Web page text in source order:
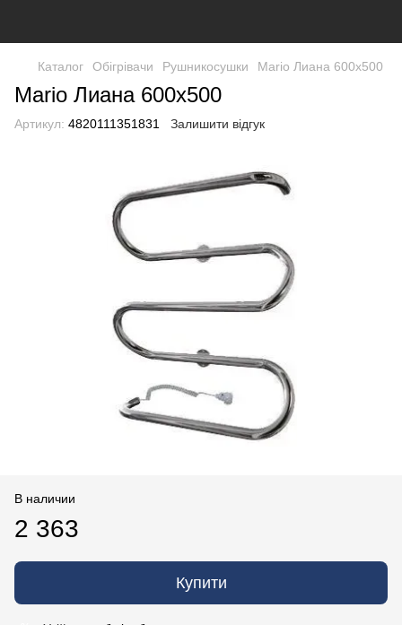
Каталог Обігрівачи Рушникосушки Mario Лиана 600x500
Mario Лиана 600x500
Артикул: 4820111351831 Залишити відгук
В наличии
2 363
Купити